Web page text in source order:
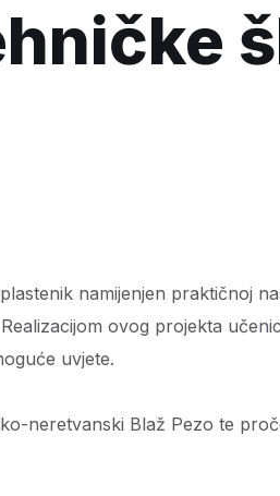
namijenjen praktičnoj
ovog projekta
uvjete.
neretvanski Blaž Pezo te